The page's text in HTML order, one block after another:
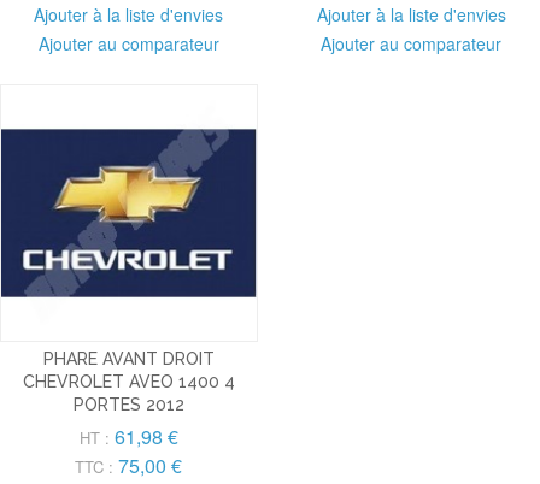
Ajouter à la liste d'envies
Ajouter au comparateur
Ajouter à la liste d'envies
Ajouter au comparateur
PHARE AVANT DROIT
CHEVROLET AVEO 1400 4
PORTES 2012
HT : 61,98 €
TTC : 75,00 €